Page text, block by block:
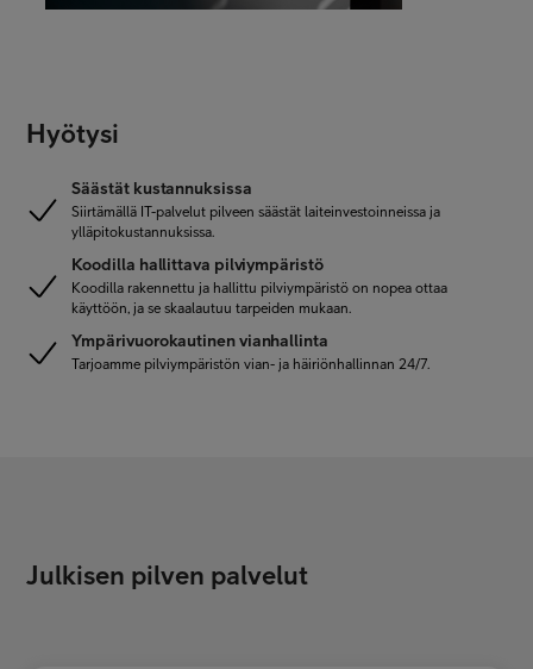
Hyötysi
Säästät kustannuksissa
Siirtämällä IT-palvelut pilveen säästät laiteinvestoinneissa ja
ylläpitokustannuksissa.
Koodilla hallittava pilviympäristö
Koodilla rakennettu ja hallittu pilviympäristö on nopea ottaa
käyttöön, ja se skaalautuu tarpeiden mukaan.
Ympärivuorokautinen vianhallinta
Tarjoamme pilviympäristön vian- ja häiriönhallinnan 24/7.
Julkisen pilven palvelut